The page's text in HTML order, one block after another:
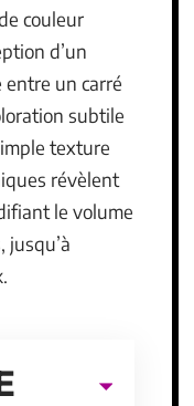
couleur
d’un
un carré
subtile
texture
révèlent
le volume
jusqu’à